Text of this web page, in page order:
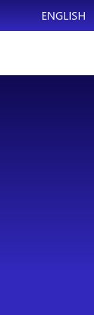
ENGLISH